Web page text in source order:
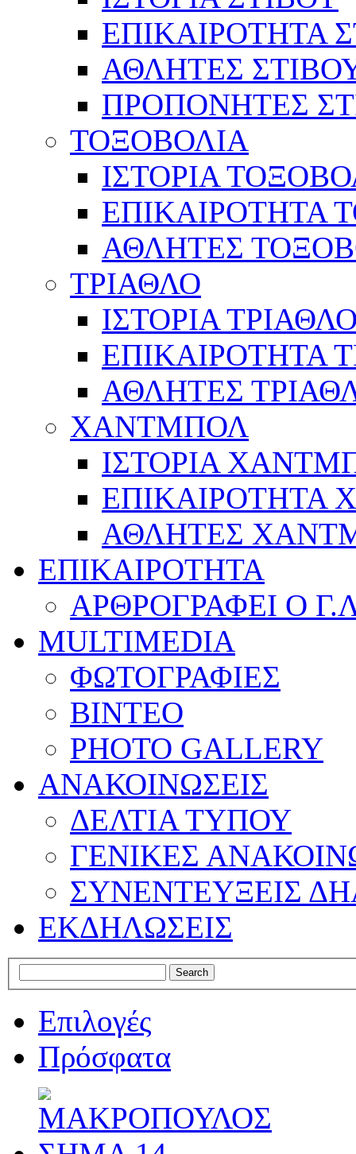
ΕΠΙΚΑΙΡΟΤΗΤΑ
ΑΘΛΗΤΕΣ
ΠΡΟΠΟΝΗΤΕΣ
ΤΟΞΟΒΟΛΙΑ
ΙΣΤΟΡΙΑ
ΕΠΙΚΑΙΡΟΤΗΤΑ
ΑΘΛΗΤΕΣ
ΤΡΙΑΘΛΟ
ΙΣΤΟΡΙΑ
ΕΠΙΚΑΙΡΟΤΗΤΑ
ΑΘΛΗΤΕΣ
ΧΑΝΤΜΠΟΛ
ΙΣΤΟΡΙΑ
ΕΠΙΚΑΙΡΟΤΗΤΑ
ΑΘΛΗΤΕΣ
ΕΠΙΚΑΙΡΟΤΗΤΑ
ΑΡΘΡΟΓΡΑΦΕΙ Ο
MULTIMEDIA
ΦΩΤΟΓΡΑΦΙΕΣ
ΒΙΝΤΕΟ
PHOTO GALLERY
ΑΝΑΚΟΙΝΩΣΕΙΣ
ΔΕΛΤΙΑ ΤΥΠΟΥ
ΓΕΝΙΚΕΣ
ΣΥΝΕΝΤΕΥΞΕΙΣ
ΕΚΔΗΛΩΣΕΙΣ
Επιλογές
Πρόσφατα